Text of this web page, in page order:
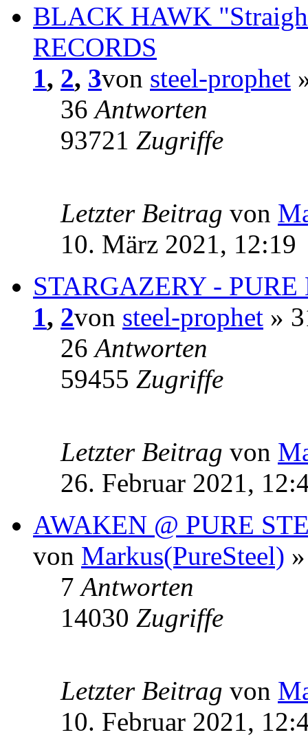
BLACK HAWK
RECORDS
1, 2, 3von steel-prophet
36Antworten
93721 Zugriffe
Letzter Beitrag von
10. März 2021, 12:19
STARGAZERY -
1, 2von steel-prophet »
26Antworten
59455 Zugriffe
Letzter Beitrag von
26. Februar 2021,
AWAKEN @ PURE
von Markus(PureSteel)
7Antworten
14030 Zugriffe
Letzter Beitrag von
10. Februar 2021,